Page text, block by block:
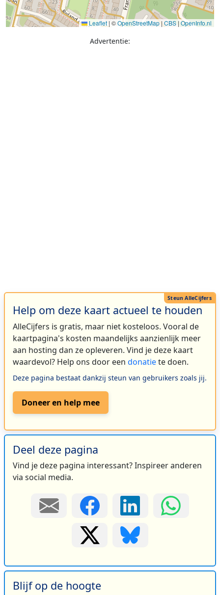
Leaflet | ©OpenStreetMap | CBS |OpenInfo.nl
Advertentie:
Help om deze kaart actueel te houden
AlleCijfers is gratis, maar niet kosteloos. Vooral de
kaartpagina's kosten maandelijks aanzienlijk meer
aan hosting dan ze opleveren. Vind je deze kaart
waardevol? Help ons door een donatiete doen.
Deze pagina bestaat dankzij steun van gebruikers zoals jij.
Doneer en help mee
Deel deze pagina
Vind je deze pagina interessant? Inspireer anderen
via social media.
Blijf op de hoogte